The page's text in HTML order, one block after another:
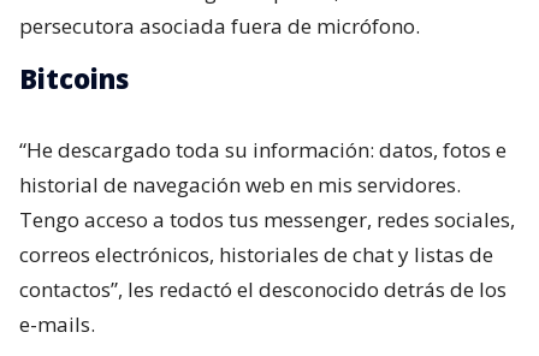
persecutora asociada fuera de micrófono.
Bitcoins
“He descargado toda su información: datos, fotos e
historial de navegación web en mis servidores.
Tengo acceso a todos tus messenger, redes sociales,
correos electrónicos, historiales de chat y listas de
contactos”, les redactó el desconocido detrás de los
e-mails.